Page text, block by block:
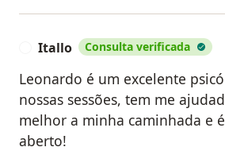
Itallo Consulta verificada
Leonardo é um excelente
nossas sessões, tem me
melhor a minha caminhada e
aberto!